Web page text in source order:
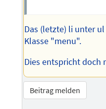
Das (letzte) li unter
Klasse "menu".
Dies entspricht doch
Beitrag melden